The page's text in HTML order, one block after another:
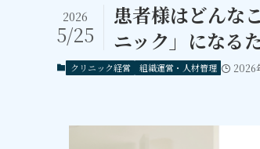
患者様はどんな
ニック」になる
2026
5/25
クリニック経営 組織運営・人材管理 2026